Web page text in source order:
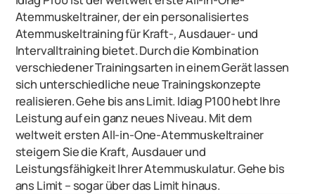
Atemmuskeltrainer, der ein personalisiertes
Atemmuskeltraining für Kraft-, Ausdauer- und
Intervalltraining bietet. Durch die Kombination
verschiedener Trainingsarten in einem Gerät lassen
sich unterschiedliche neue Trainingskonzepte
realisieren. Gehe bis ans Limit. Idiag P100 hebt Ihre
Leistung auf ein ganz neues Niveau. Mit dem
weltweit ersten All-in-One-Atemmuskeltrainer
steigern Sie die Kraft, Ausdauer und
Leistungsfähigkeit Ihrer Atemmuskulatur. Gehe bis
ans Limit – sogar über das Limit hinaus.